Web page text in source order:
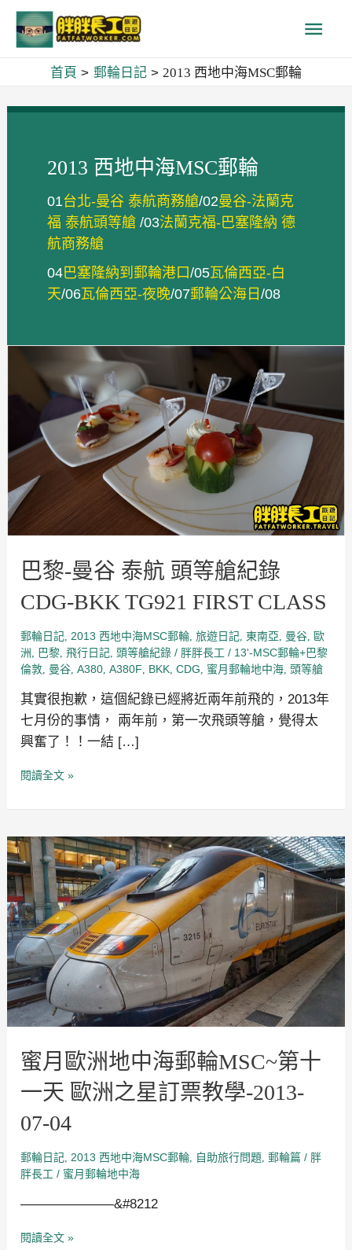
容
主
要
選
首頁 郵輪日記 2013 西地中海MSC郵輪
2013 西地中海MSC郵輪
01台北-曼谷 泰航商務艙/02曼谷-法蘭克
福 泰航頭等艙/03法蘭克福-巴塞隆納 德
航商務艙
04巴塞隆納到郵輪港口/05瓦倫西亞-白
天/06瓦倫西亞-夜晚/07郵輪公海日/08
巴黎-曼谷 泰航 頭等艙紀錄
CDG-BKK TG921 FIRST CLASS
郵輪日記,2013 西地中海MSC郵輪,旅遊日記, 東南亞, 曼谷, 歐
洲, 巴黎,飛行日記, 頭等艙紀錄 / 胖胖長工/ 13'-MSC郵輪+巴黎
倫敦, 曼谷,A380,A380F, BKK,CDG, 蜜月郵輪地中海, 頭等艙
其實很抱歉，這個紀錄已經將近兩年前飛的，2013年
七月份的事情， 兩年前，第一次飛頭等艙，覺得太
興奮了！！一結 […]
泰
等
錄
CDG-
TG921
FIRST
閱讀全文 »
蜜月歐洲地中海郵輪MSC~第十
一天 歐洲之星訂票教學-2013-
07-04
郵輪日記,2013 西地中海MSC郵輪, 自助旅行問題,郵輪篇 / 胖
胖長工/ 蜜月郵輪地中海
———————&#8212
蜜
月
歐
洲
地
中
海
郵
輪
MSC~
第
十
一
天
歐
之
星
學-2013-
04
閱讀全文 »